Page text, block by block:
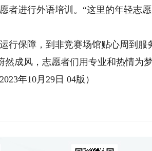
者进行外语培训。“这里的年轻志
保障，到非竞赛场馆贴心周到服
然成风，志愿者们用专业和热情为梦
年10月29日 04版）